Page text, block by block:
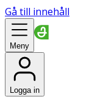
Gå till innehåll
Meny
Logga in